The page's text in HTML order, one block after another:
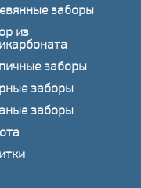
заборы
из
заборы
заборы
заборы